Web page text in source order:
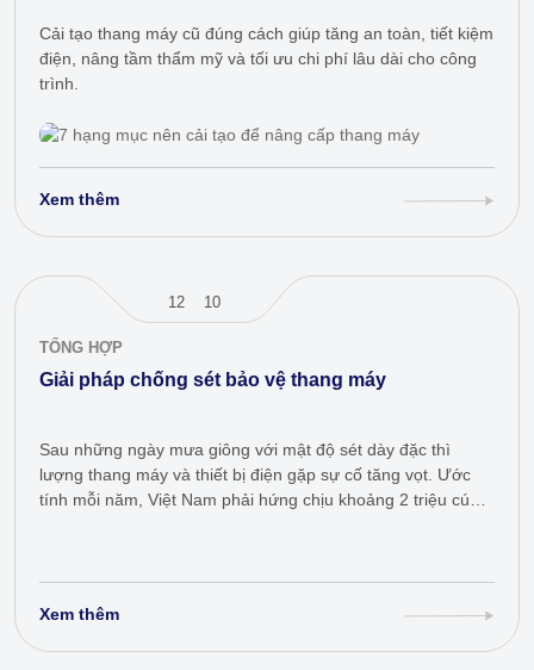
Cải tạo thang máy cũ đúng cách giúp tăng an toàn, tiết kiệm
điện, nâng tầm thẩm mỹ và tối ưu chi phí lâu dài cho công
trình.
Xem thêm
12 10
TỔNG HỢP
Giải pháp chống sét bảo vệ thang máy
Sau những ngày mưa giông với mật độ sét dày đặc thì
lượng thang máy và thiết bị điện gặp sự cố tăng vọt. Ước
tính mỗi năm, Việt Nam phải hứng chịu khoảng 2 triệu cú
Xem thêm